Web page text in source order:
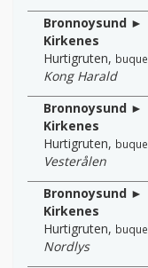
Bronnoysund ►
Kirkenes
Hurtigruten, buque
Kong Harald
Bronnoysund ►
Kirkenes
Hurtigruten, buque
Vesterålen
Bronnoysund ►
Kirkenes
Hurtigruten, buque
Nordlys